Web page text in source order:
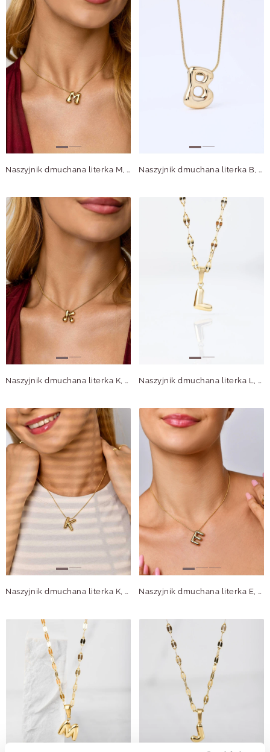
Naszyjnik dmuchana literka M, stal pozłacana S312124Z00 Naszyjnik dmuchana literka B, stal pozłacana S312125Z00
Naszyjnik dmuchana literka K, stal pozłacana S312126Z00 Naszyjnik dmuchana literka L, złoty S306922Z00
Naszyjnik dmuchana literka K, złoty S306565Z00 Naszyjnik dmuchana literka E, złoty S306571Z00